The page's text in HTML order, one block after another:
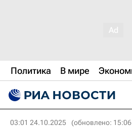
Политика В мире
03:01 24.10.2025 (обновлено: